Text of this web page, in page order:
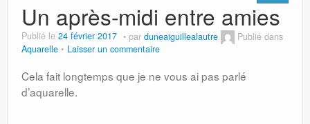
Un après-midi entre amies
Publié le 24 février 2017 par duneaiguillealautre
Publié dans
Aquarelle
Laisser un commentaire
Cela fait longtemps que je ne vous ai pas parlé
d’aquarelle.